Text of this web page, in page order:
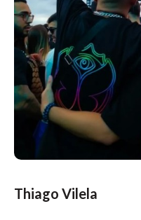
Thiago Vilela